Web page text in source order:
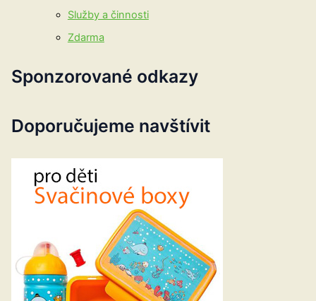
Služby a činnosti
Zdarma
Sponzorované odkazy
Doporučujeme navštívit